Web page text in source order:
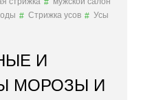
Стрижка усов Усы
И
МОРОЗЫ И